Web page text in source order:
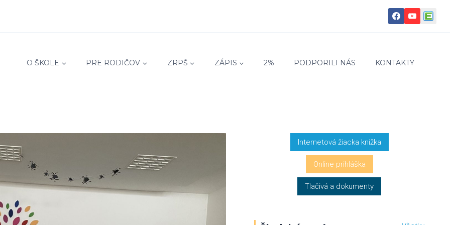
O ŠKOLE PRE RODIČOV ZRPŠ ZÁPIS 2% PODPORILI NÁS KONTAKTY
Internetová žiacka knižka
Online prihláška
Tlačivá a dokumenty